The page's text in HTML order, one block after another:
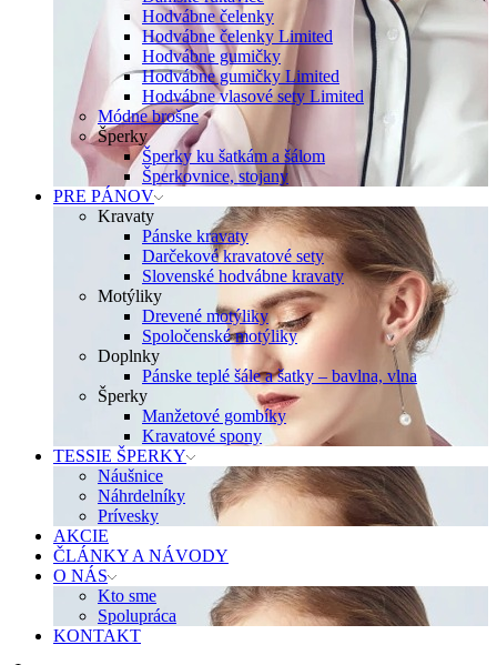
Hodvábne čelenky
Hodvábne čelenky Limited
Hodvábne gumičky
Hodvábne gumičky Limited
Hodvábne vlasové sety Limited
Módne brošne
Šperky
Šperky ku šatkám a šálom
Šperkovnice, stojany
PRE PÁNOV
Kravaty
Pánske kravaty
Darčekové kravatové sety
Slovenské hodvábne kravaty
Motýliky
Drevené motýliky
Spoločenské motýliky
Doplnky
Pánske teplé šále a šatky – bavlna, vlna
Šperky
Manžetové gombíky
Kravatové spony
TESSIE ŠPERKY
Náušnice
Náhrdelníky
Prívesky
AKCIE
ČLÁNKY A NÁVODY
O NÁS
Kto sme
Spolupráca
KONTAKT